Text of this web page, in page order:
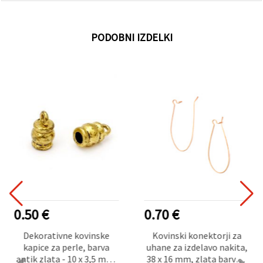
PODOBNI IZDELKI
0.50 €
Dekorativne kovinske
kapice za perle, barva
antik zlata - 10 x 3,5 mm,
0.70 €
Kovinski konektorji za
uhane za izdelavo nakita,
38 x 16 mm, zlata barva –